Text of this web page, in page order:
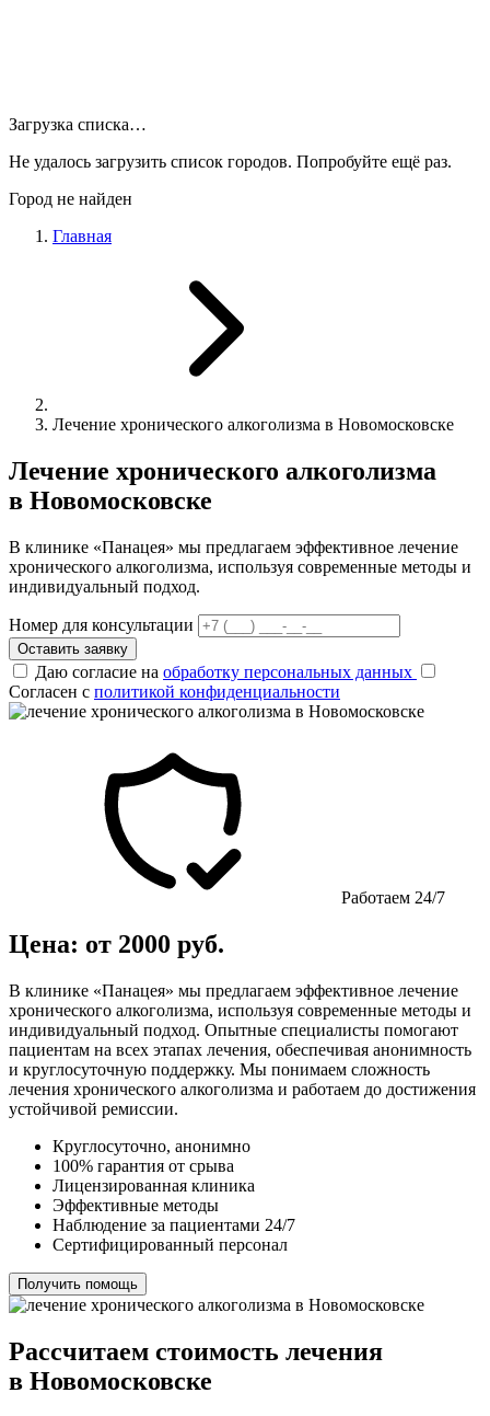
Загрузка списка…
Не удалось загрузить список городов. Попробуйте ещё раз.
Город не найден
Главная
Лечение хронического алкоголизма в Новомосковске
Лечение хронического алкоголизма
в Новомосковске
В клинике «Панацея» мы предлагаем эффективное лечение
хронического алкоголизма, используя современные методы и
индивидуальный подход.
Номер для консультации
Оставить заявку
Даю согласие на обработку персональных данных
Согласен с политикой конфиденциальности
Работаем 24/7
Цена: от 2000 руб.
В клинике «Панацея» мы предлагаем эффективное лечение
хронического алкоголизма, используя современные методы и
индивидуальный подход. Опытные специалисты помогают
пациентам на всех этапах лечения, обеспечивая анонимность
и круглосуточную поддержку. Мы понимаем сложность
лечения хронического алкоголизма и работаем до достижения
устойчивой ремиссии.
Круглосуточно, анонимно
100% гарантия от срыва
Лицензированная клиника
Эффективные методы
Наблюдение за пациентами 24/7
Сертифицированный персонал
Получить помощь
Рассчитаем стоимость лечения
в Новомосковске